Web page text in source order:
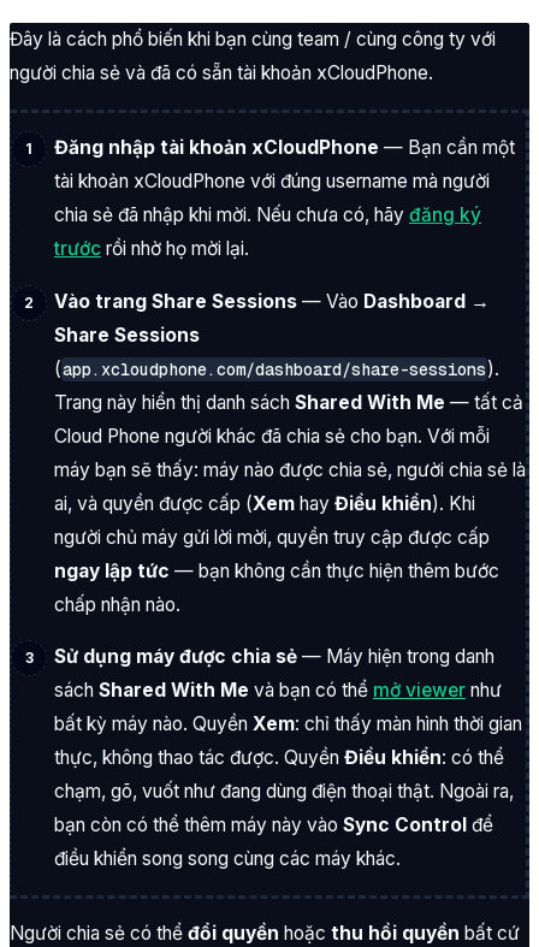
Đây là cách phổ biến khi bạn cùng team / cùng công ty với
người chia sẻ và đã có sẵn tài khoản xCloudPhone.
Đăng nhập tài khoản xCloudPhone — Bạn cần một
tài khoản xCloudPhone với đúng username mà người
chia sẻ đã nhập khi mời. Nếu chưa có, hãy đăng ký
trước rồi nhờ họ mời lại.
Vào trang Share Sessions — Vào Dashboard →
Share Sessions
(app.xcloudphone.com/dashboard/share-sessions).
Trang này hiển thị danh sách Shared With Me — tất cả
Cloud Phone người khác đã chia sẻ cho bạn. Với mỗi
máy bạn sẽ thấy: máy nào được chia sẻ, người chia sẻ là
ai, và quyền được cấp (Xem hay Điều khiển). Khi
người chủ máy gửi lời mời, quyền truy cập được cấp
ngay lập tức — bạn không cần thực hiện thêm bước
chấp nhận nào.
Sử dụng máy được chia sẻ — Máy hiện trong danh
sách Shared With Me và bạn có thể mở viewer như
bất kỳ máy nào. Quyền Xem: chỉ thấy màn hình thời gian
thực, không thao tác được. Quyền Điều khiển: có thể
chạm, gõ, vuốt như đang dùng điện thoại thật. Ngoài ra,
bạn còn có thể thêm máy này vào Sync Control để
điều khiển song song cùng các máy khác.
Người chia sẻ có thể đổi quyền hoặc thu hồi quyền bất cứ